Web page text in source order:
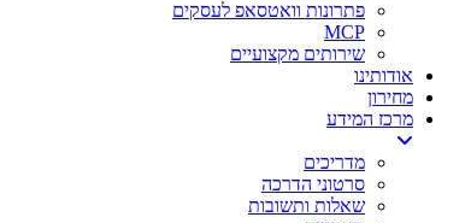
פתרונות וואטסאפ לעסקים
MCP
שירותים מקצועיים
אודותינו
מחירון
מרכז המידע
מדריכים
סרטוני הדרכה
שאלות ותשובות